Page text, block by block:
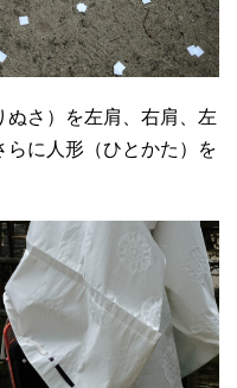
ぬさ）を左肩、右肩、左
に人形（ひとかた）を